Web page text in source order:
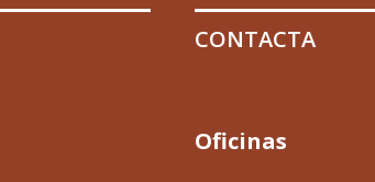
CONTACTA
Oficinas